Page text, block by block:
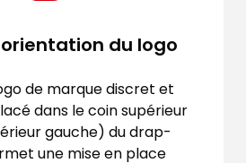
du logo
de marque discret et
dans le coin supérieur
gauche) du drap-
une mise en place